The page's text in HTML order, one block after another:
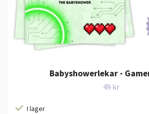
Babyshowerlekar -
49 kr
I lager